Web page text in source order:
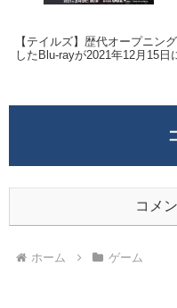
【テイルズ】歴代オープニン
したBlu-rayが2021年12月15日
コメ
ホーム ゲーム